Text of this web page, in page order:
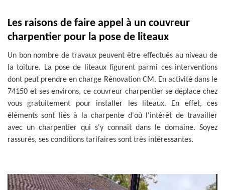
Les raisons de faire appel à un couvreur
charpentier pour la pose de liteaux
Un bon nombre de travaux peuvent être effectués au niveau de
la toiture. La pose de liteaux figurent parmi ces interventions
dont peut prendre en charge Rénovation CM. En activité dans le
74150 et ses environs, ce couvreur charpentier se déplace chez
vous gratuitement pour installer les liteaux. En effet, ces
éléments sont liés à la charpente d'où l'intérêt de travailler
avec un charpentier qui s'y connait dans le domaine. Soyez
rassurés, ses conditions tarifaires sont très intéressantes.